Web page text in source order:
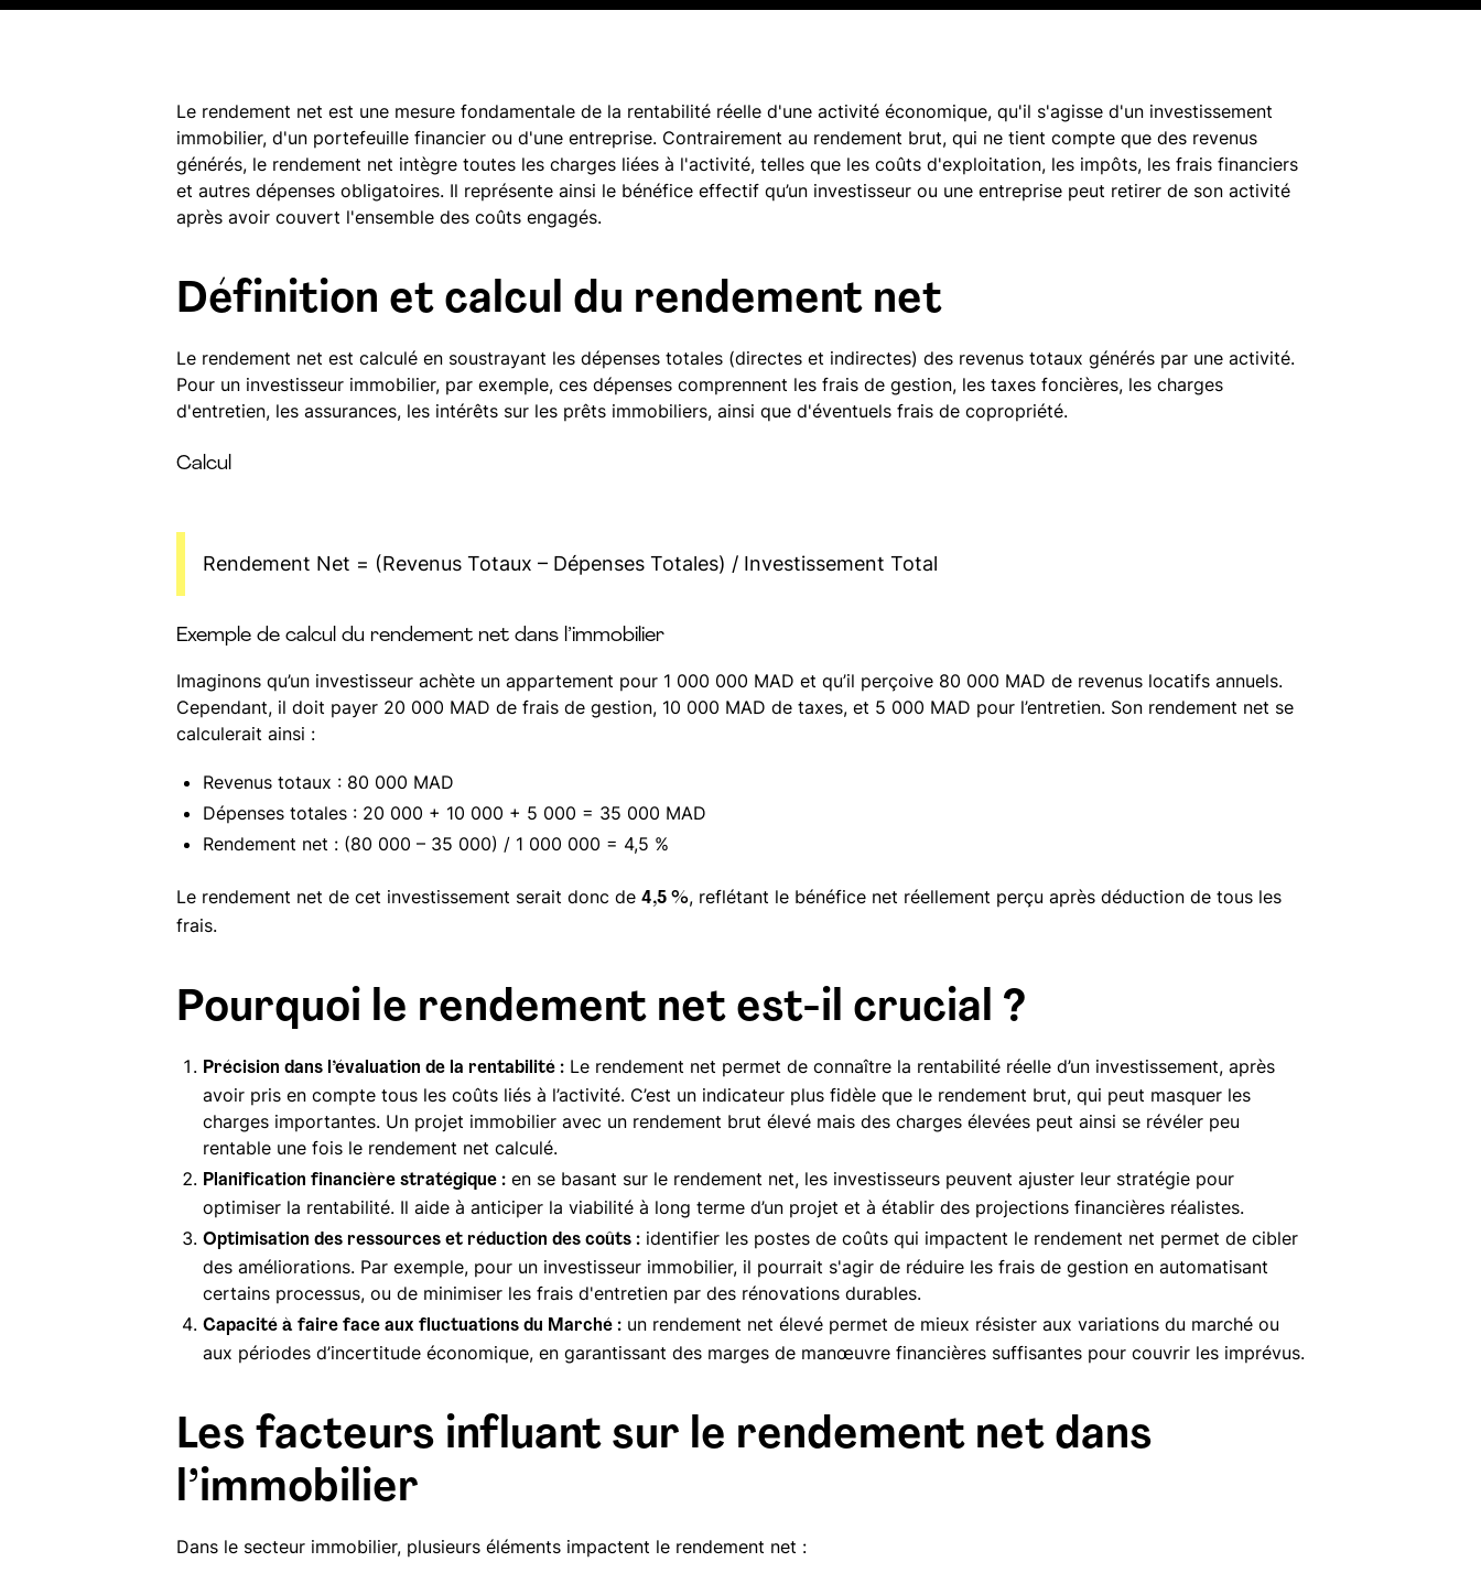
Le rendement net est une mesure fondamentale de la rentabilité réelle d'une activité économique, qu'il s'agisse d'un investissement
immobilier, d'un portefeuille financier ou d'une entreprise. Contrairement au rendement brut, qui ne tient compte que des revenus
générés, le rendement net intègre toutes les charges liées à l'activité, telles que les coûts d'exploitation, les impôts, les frais financiers
et autres dépenses obligatoires. Il représente ainsi le bénéfice effectif qu’un investisseur ou une entreprise peut retirer de son activité
après avoir couvert l'ensemble des coûts engagés.
Définition et calcul du rendement net
Le rendement net est calculé en soustrayant les dépenses totales (directes et indirectes) des revenus totaux générés par une activité.
Pour un investisseur immobilier, par exemple, ces dépenses comprennent les frais de gestion, les taxes foncières, les charges
d'entretien, les assurances, les intérêts sur les prêts immobiliers, ainsi que d'éventuels frais de copropriété.
Calcul
Rendement Net = (Revenus Totaux – Dépenses Totales) / Investissement Total
Exemple de calcul du rendement net dans l’immobilier
Imaginons qu’un investisseur achète un appartement pour 1 000 000 MAD et qu’il perçoive 80 000 MAD de revenus locatifs annuels.
Cependant, il doit payer 20 000 MAD de frais de gestion, 10 000 MAD de taxes, et 5 000 MAD pour l’entretien. Son rendement net se
calculerait ainsi :
Revenus totaux : 80 000 MAD
Dépenses totales : 20 000 + 10 000 + 5 000 = 35 000 MAD
Rendement net : (80 000 – 35 000) / 1 000 000 = 4,5 %
Le rendement net de cet investissement serait donc de 4,5 %, reflétant le bénéfice net réellement perçu après déduction de tous les
frais.
Pourquoi le rendement net est-il crucial ?
Précision dans l’évaluation de la rentabilité : Le rendement net permet de connaître la rentabilité réelle d’un investissement, après
avoir pris en compte tous les coûts liés à l’activité. C’est un indicateur plus fidèle que le rendement brut, qui peut masquer les
charges importantes. Un projet immobilier avec un rendement brut élevé mais des charges élevées peut ainsi se révéler peu
rentable une fois le rendement net calculé.
Planification financière stratégique : en se basant sur le rendement net, les investisseurs peuvent ajuster leur stratégie pour
optimiser la rentabilité. Il aide à anticiper la viabilité à long terme d’un projet et à établir des projections financières réalistes.
Optimisation des ressources et réduction des coûts : identifier les postes de coûts qui impactent le rendement net permet de cibler
des améliorations. Par exemple, pour un investisseur immobilier, il pourrait s'agir de réduire les frais de gestion en automatisant
certains processus, ou de minimiser les frais d'entretien par des rénovations durables.
Capacité à faire face aux fluctuations du Marché : un rendement net élevé permet de mieux résister aux variations du marché ou
aux périodes d’incertitude économique, en garantissant des marges de manœuvre financières suffisantes pour couvrir les imprévus.
Les facteurs influant sur le rendement net dans
l’immobilier
Dans le secteur immobilier, plusieurs éléments impactent le rendement net :